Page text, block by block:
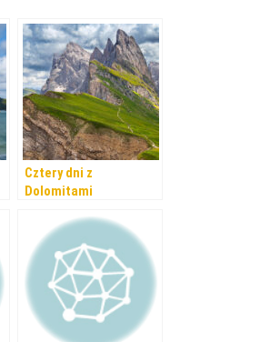
Cztery dni z
Dolomitami